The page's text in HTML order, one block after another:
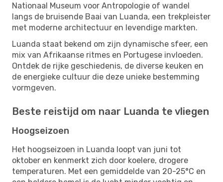
Nationaal Museum voor Antropologie of wandel
langs de bruisende Baai van Luanda, een trekpleister
met moderne architectuur en levendige markten.
Luanda staat bekend om zijn dynamische sfeer, een
mix van Afrikaanse ritmes en Portugese invloeden.
Ontdek de rijke geschiedenis, de diverse keuken en
de energieke cultuur die deze unieke bestemming
vormgeven.
Beste reistijd om naar Luanda te vliegen
Hoogseizoen
Het hoogseizoen in Luanda loopt van juni tot
oktober en kenmerkt zich door koelere, drogere
temperaturen. Met een gemiddelde van 20-25°C en